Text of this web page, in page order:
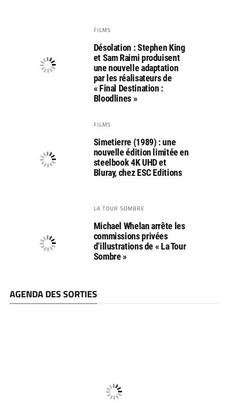
FILMS
Désolation : Stephen King
et Sam Raimi produisent
une nouvelle adaptation
par les réalisateurs de
« Final Destination :
Bloodlines »
FILMS
Simetierre (1989) : une
nouvelle édition limitée en
steelbook 4K UHD et
Bluray, chez ESC Editions
LA TOUR SOMBRE
Michael Whelan arrête les
commissions privées
d’illustrations de « La Tour
Sombre »
AGENDA DES SORTIES